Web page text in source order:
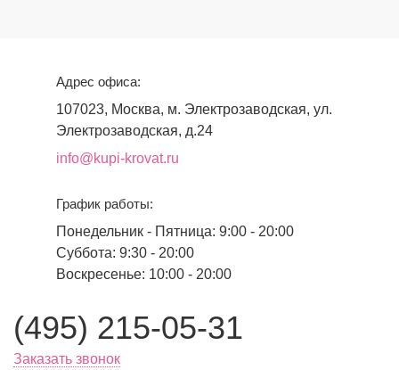
Адрес офиса:
107023, Москва, м. Электрозаводская, ул.
Электрозаводская, д.24
info@kupi-krovat.ru
График работы:
Понедельник - Пятница: 9:00 - 20:00
Суббота: 9:30 - 20:00
Воскресенье: 10:00 - 20:00
(495) 215-05-31
Заказать звонок